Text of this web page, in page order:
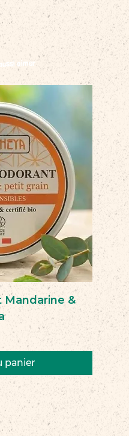
aimer
Mandarine &
panier